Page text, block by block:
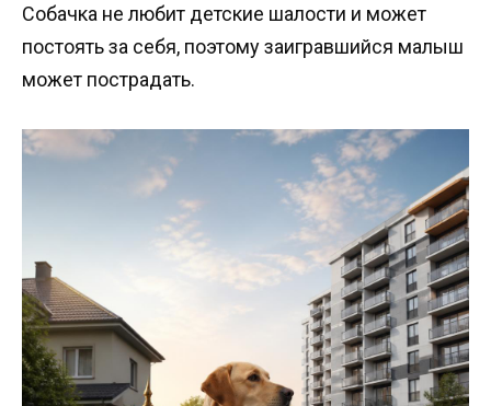
Собачка не любит детские шалости и может
постоять за себя, поэтому заигравшийся малыш
может пострадать.